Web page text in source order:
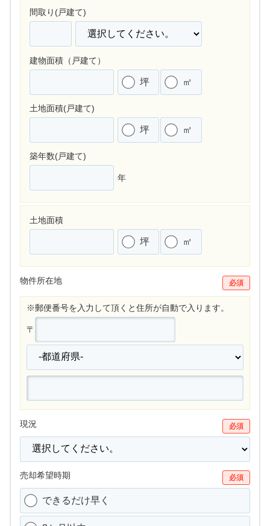
間取り(戸建て)
建物面積（戸建て）
坪 ㎡
土地面積(戸建て)
坪 ㎡
築年数(戸建て)
年
土地面積
坪 ㎡
物件所在地 必須
※郵便番号を入力して頂くと住所が自動で入ります。
〒
現況 必須
売却希望時期 必須
できるだけ早く